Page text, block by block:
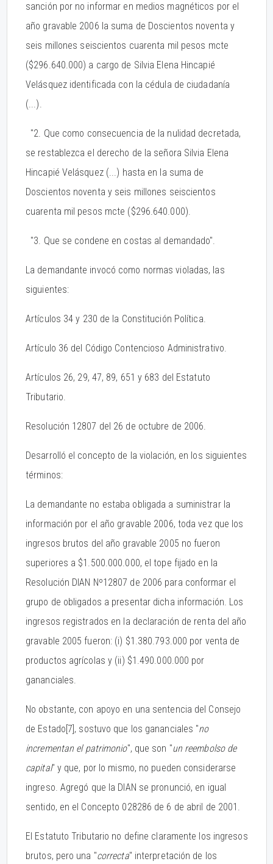
sanción por no informar en medios magnéticos por el
año gravable 2006 la suma de Doscientos noventa y
seis millones seiscientos cuarenta mil pesos mcte
($296.640.000) a cargo de Silvia Elena Hincapié
Velásquez identificada con la cédula de ciudadanía
(...).
"2. Que como consecuencia de la nulidad decretada,
se restablezca el derecho de la señora Silvia Elena
Hincapié Velásquez (...) hasta en la suma de
Doscientos noventa y seis millones seiscientos
cuarenta mil pesos mcte ($296.640.000).
"3. Que se condene en costas al demandado".
La demandante invocó como normas violadas, las
siguientes:
Artículos 34 y 230 de la Constitución Política.
Artículo 36 del Código Contencioso Administrativo.
Artículos 26, 29, 47, 89, 651 y 683 del Estatuto
Tributario.
Resolución 12807 del 26 de octubre de 2006.
Desarrolló el concepto de la violación, en los siguientes
términos:
La demandante no estaba obligada a suministrar la
información por el año gravable 2006, toda vez que los
ingresos brutos del año gravable 2005 no fueron
superiores a $1.500.000.000, el tope fijado en la
Resolución DIAN Nº12807 de 2006 para conformar el
grupo de obligados a presentar dicha información. Los
ingresos registrados en la declaración de renta del año
gravable 2005 fueron: (i) $1.380.793.000 por venta de
productos agrícolas y (ii) $1.490.000.000 por
gananciales.
No obstante, con apoyo en una sentencia del Consejo
de Estado[7], sostuvo que los gananciales "no
incrementan el patrimonio", que son "un reembolso de
capital" y que, por lo mismo, no pueden considerarse
ingreso. Agregó que la DIAN se pronunció, en igual
sentido, en el Concepto 028286 de 6 de abril de 2001.
El Estatuto Tributario no define claramente los ingresos
brutos, pero una "correcta" interpretación de los